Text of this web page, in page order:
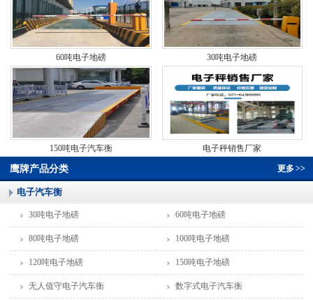
60吨电子地磅 30吨电子地磅
150吨电子汽车衡 电子秤销售厂家
更多>>
鹰牌产品分类
电子汽车衡
30吨电子地磅 60吨电子地磅
80吨电子地磅 100吨电子地磅
120吨电子地磅 150吨电子地磅
无人值守电子汽车衡 数字式电子汽车衡